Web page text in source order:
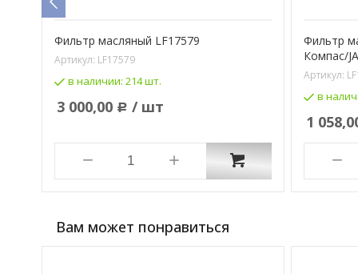
Фильтр масляный LF17579
Артикул: LF17579
в наличии: 214 шт.
3 000,00 Р / шт
Фильтр
Компас/
Артикул:
в
1
Вам может понравиться